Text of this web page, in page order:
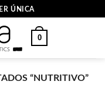
ÚNICA
0
“NUTRITIVO”